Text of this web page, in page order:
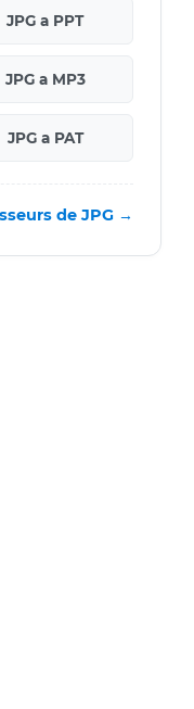
JPG a PPT
JPG a MP3
JPG a PAT
de JPG →